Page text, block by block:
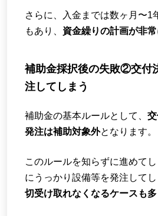
さらに、入金までは数ヶ月〜1
もあり、 資金繰りの計画が非常
補助金採択後の失敗②交付
注してしまう
補助金の基本ルールとして、
発注は補助対象外となります。
このルールを知らずに進めて
にうっかり設備等を発注してし
切受け取れなくなるケースも多